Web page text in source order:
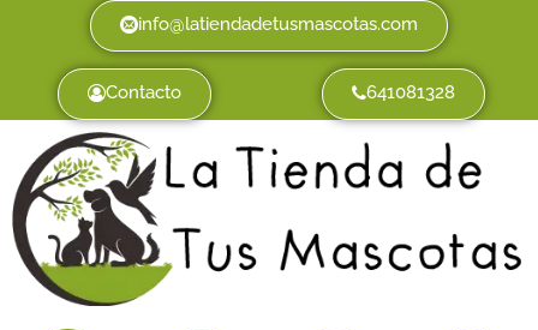
info@latiendadetusmascotas.com
Contacto 641081328